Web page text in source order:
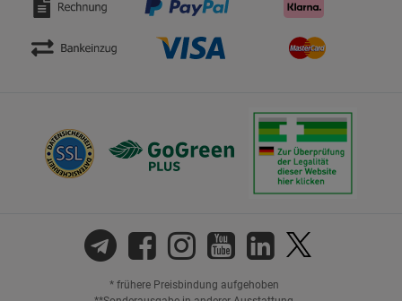
* frühere Preisbindung aufgehoben